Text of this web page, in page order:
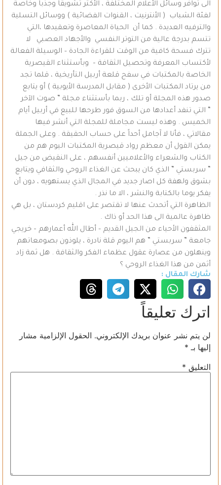
الى توافر وسائل الأعلام المختلفة ، الأكثر تشويقاً وجذباً وخاصة
لفئة الشباب ( الأنترنيت ، القنوات الفضائية ) ووسائل التسلية
والترفيه العديدة . كما أن الحياة المعاصرة وتعقيدها ،التي
تتسم بدرجة عالية من التوتر النفسي والأجهاد العصبي لا
تترك فسحة كافية من الوقت للقراءة الجادة – الوسيلة الفعالة
لأكتساب المعرفة وتحصيل الثقافة – وبأستثناء القيصرية
الخاصة بالمكتبات في سفح قلعة أربيل التأريخية ، قلما تجد
من يرتاد المكتبات الأخرى ( مقابل المدرسة الأيوبية ) أو يتابع
صدور هذه المجلة أو تلك ، ربما بأستثناء مجلة ” صوت الآخر
” التي تنفد أعدادها من السوق فور طرحها للبيع في أربيل أيام
الخميس . وهذه ليست مجاملة للمجلة التي أنشر فيها
مقالاتي ، فأنا لا آجامل أحداً على حساب الحقيقة . وعلى الجملة
يمكن القول أن معظم رواد قيصرية المكتبات اليوم هم من
الكتاب والشعراء والأعلاميين أنفسهم ، على النقيض من جيل
” سربستي ” الذي كان يبحث عن الغذاء الروحي والثقافي ويتابع
بشوق ولهفة كل اصار جديد في المجال الذي يستهويه ، دون أن
يفكر يوما بالكتابة والنشر ، الا ما نذر .
الظاهرة التي أتحدث عنها لا تقتصر على اقليم كردستان ، بل هي
ظاهرة عالمية الى هذا الحد أو ذاك .
المثقفون الأحياء من الجيل القديم – أطال الله أعمارهم – خريجي
جامعة ” سربستي ” هم اليوم قلة نادرة ، يلوذون بصومعاتهم
وينهلون من عصارة عقول عظماء الفكر والثقافة . هل ثمة زاد
أثمن من هذا الغذاء الروحي ؟
شارك المقال :
اترك تعليقاً
لن يتم نشر عنوان بريدك الإلكتروني. الحقول الإلزامية مشار
إليها بـ *
التعليق *